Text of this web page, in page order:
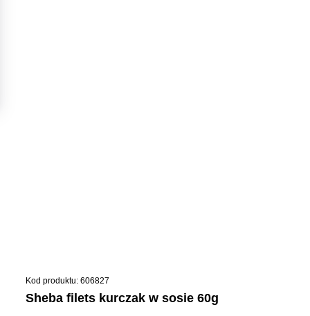
Kod produktu: 606827
sheba filets kurczak w sosie 60g